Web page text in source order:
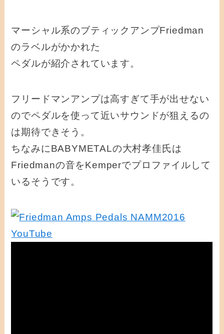
マーシャル系のブティックアンプFriedman
のラベルがかかれた
ペダルが紹介されています。
フリードマンアンプは高すぎて手が出せない
のでペダルを使って近いサウンドが狙えるの
は期待できそう。
ちなみにBABYMETALの大村孝佳氏は
Friedmanの音をKemperでプロファイルして
いるそうです。